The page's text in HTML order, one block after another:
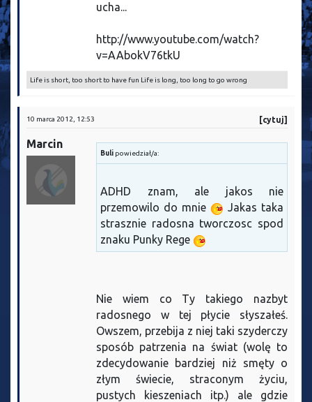
ucha...
http://www.youtube.com/watch?
v=AAbokV76tkU
Life is short, too short to have fun Life is long, too long to go wrong
10 marca 2012, 12:53 [cytuj]
Marcin
Buli powiedział/a:
ADHD znam, ale jakos nie
przemowilo do mnie
Jakas taka
strasznie radosna tworczosc spod
znaku Punky Rege
Nie wiem co Ty takiego nazbyt
radosnego w tej płycie słyszałeś.
Owszem, przebija z niej taki szyderczy
sposób patrzenia na świat (wolę to
zdecydowanie bardziej niż smęty o
złym świecie, straconym życiu,
pustych kieszeniach itp.) ale gdzie